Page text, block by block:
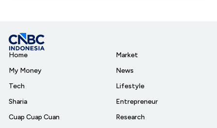
Home
My Money
Tech
Sharia
Cuap Cuap Cuan
Market
News
Lifestyle
Entrepreneur
Research